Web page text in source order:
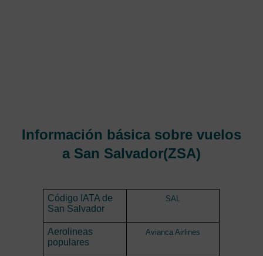
Información básica sobre vuelos
a San Salvador(ZSA)
Código IATA de
San Salvador
SAL
Aerolineas
populares
Avianca Airlines